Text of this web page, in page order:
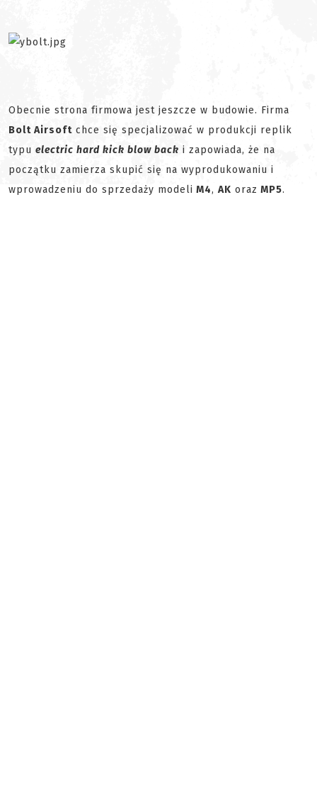
Obecnie strona firmowa jest jeszcze w budowie. Firma
Bolt Airsoft chce się specjalizować w produkcji replik
typu electric hard kick blow back i zapowiada, że na
początku zamierza skupić się na wyprodukowaniu i
wprowadzeniu do sprzedaży modeli M4, AK oraz MP5.